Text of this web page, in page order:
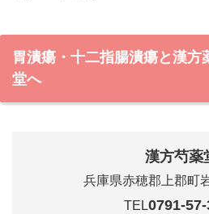
胃潰瘍・十二指腸潰瘍と漢方
堂へ
漢方芍薬
兵庫県赤穂郡上郡町
TEL0791-